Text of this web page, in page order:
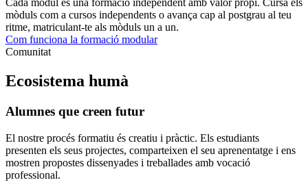
Cada mòdul és una formació independent amb valor propi. Cursa els
mòduls com a cursos independents o avança cap al postgrau al teu
ritme, matriculant-te als mòduls un a un.
Com funciona la formació modular
Comunitat
Ecosistema humà
Alumnes que creen futur
El nostre procés formatiu és creatiu i pràctic. Els estudiants
presenten els seus projectes, comparteixen el seu aprenentatge i ens
mostren propostes dissenyades i treballades amb vocació
professional.